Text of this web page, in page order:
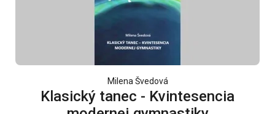
Milena Švedová
Klasický tanec - Kvintesencia